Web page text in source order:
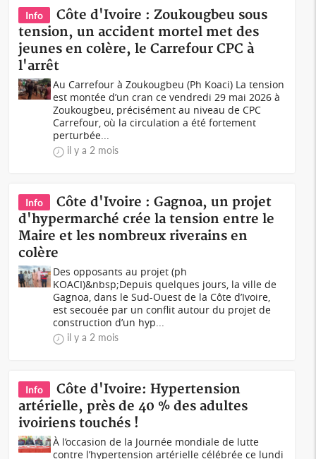
Info
Côte d'Ivoire : Zoukougbeu sous
tension, un accident mortel met des
jeunes en colère, le Carrefour CPC à
l'arrêt
Au Carrefour à Zoukougbeu (Ph Koaci) La tension
est montée d’un cran ce vendredi 29 mai 2026 à
Zoukougbeu, précisément au niveau de CPC
Carrefour, où la circulation a été fortement
perturbée...
il y a 2 mois
Info
Côte d'Ivoire : Gagnoa, un projet
d'hypermarché crée la tension entre le
Maire et les nombreux riverains en
colère
Des opposants au projet (ph
KOACI)&nbsp;Depuis quelques jours, la ville de
Gagnoa, dans le Sud-Ouest de la Côte d’Ivoire,
est secouée par un conflit autour du projet de
construction d’un hyp...
il y a 2 mois
Info
Côte d'Ivoire: Hypertension
artérielle, près de 40 % des adultes
ivoiriens touchés !
À l’occasion de la Journée mondiale de lutte
contre l’hypertension artérielle célébrée ce lundi